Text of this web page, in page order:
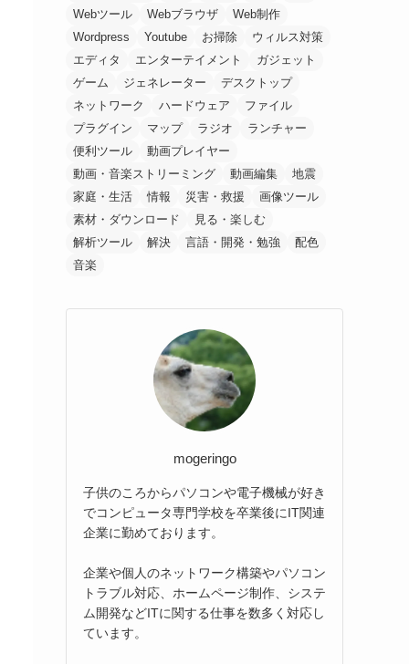
Webツール
Webブラウザ
Web制作
Wordpress
Youtube お掃除
ウィルス対策
エディタ
エンターテイメント
ガジェット
ゲーム
ジェネレーター
デスクトップ
ネットワーク
ハードウェア
ファイル
プラグイン
マップ ラジオ
ランチャー
便利ツール
動画プレイヤー
動画・音楽ストリーミング
動画編集
地震
家庭・生活
情報 災害・救援
画像ツール
素材・ダウンロード
見る・楽しむ
解析ツール
解決 言語・開発・勉強
配色
音楽
mogeringo
子供のころからパソコンや電子機械が好き
でコンピュータ専門学校を卒業後にIT関連
企業に勤めております。
企業や個人のネットワーク構築やパソコン
トラブル対応、ホームページ制作、システ
ム開発などITに関する仕事を数多く対応し
ています。